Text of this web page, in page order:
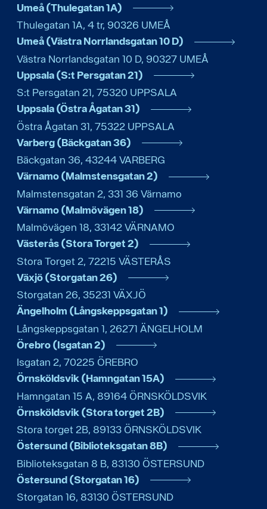
Umeå (Thulegatan 1A)
Thulegatan 1A, 4 tr, 90326 UMEÅ
Umeå (Västra Norrlandsgatan 10 D)
Västra Norrlandsgatan 10 D, 90327 UMEÅ
Uppsala (S:t Persgatan 21)
S:t Persgatan 21, 75320 UPPSALA
Uppsala (Östra Ågatan 31)
Östra Ågatan 31, 75322 UPPSALA
Varberg (Bäckgatan 36)
Bäckgatan 36, 43244VARBERG
Värnamo (Malmstensgatan 2)
Malmstensgatan 2, 331 36 Värnamo
Värnamo (Malmövägen 18)
Malmövägen 18, 33142VÄRNAMO
Västerås (Stora Torget 2)
Stora Torget 2, 72215 VÄSTERÅS
Växjö (Storgatan 26)
Storgatan 26, 35231 VÄXJÖ
Ängelholm (Långskeppsgatan 1)
Långskeppsgatan 1, 26271 ÄNGELHOLM
Örebro (Isgatan 2)
Isgatan 2, 70225 ÖREBRO
Örnsköldsvik (Hamngatan 15A)
Hamngatan 15 A, 89164 ÖRNSKÖLDSVIK
Örnsköldsvik (Stora torget 2B)
Stora torget 2B, 89133 ÖRNSKÖLDSVIK
Östersund (Biblioteksgatan 8B)
Biblioteksgatan 8 B, 83130 ÖSTERSUND
Östersund (Storgatan 16)
Storgatan 16, 83130 ÖSTERSUND